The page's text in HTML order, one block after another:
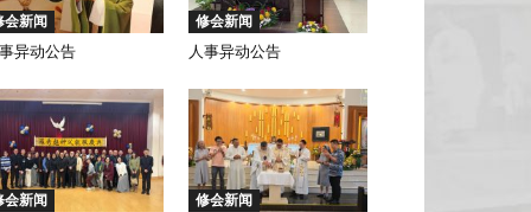
会新闻
异动公告
修会新闻
人事异动公告
会新闻 修会新闻